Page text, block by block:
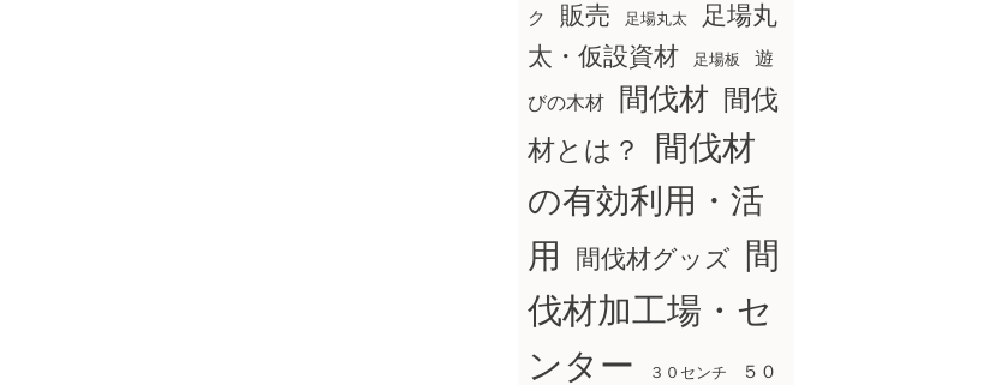
ク
販売 足場丸太
足場丸
太・仮設資材
足場板 遊
びの木材 間伐材 間伐
材とは？
間伐材
の有効利用・活
用
間伐材グッズ
間
伐材加工場・セ
ンター
３０センチ ５０